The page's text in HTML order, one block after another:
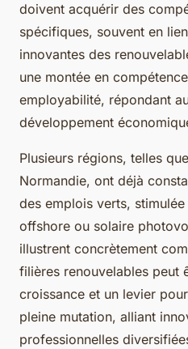
doivent acquérir des
spécifiques, souvent en
innovantes des
une montée en
employabilité, répondant
développement
Plusieurs régions, telles
Normandie, ont déjà
des emplois verts,
offshore ou solaire
illustrent concrètement
filières renouvelables peut
croissance et un levier
pleine mutation, alliant
professionnelles